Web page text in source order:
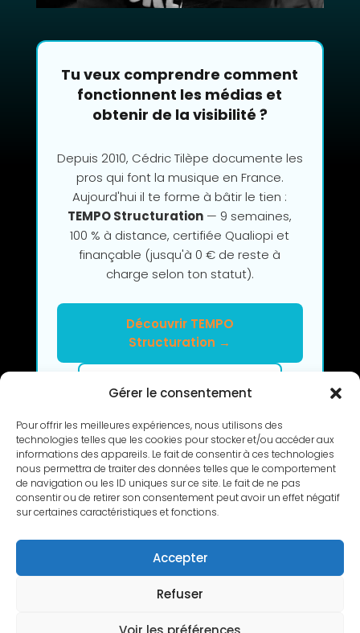
Gérer le consentement
Pour offrir les meilleures expériences, nous utilisons des
technologies telles que les cookies pour stocker et/ou accéder aux
informations des appareils. Le fait de consentir à ces technologies
nous permettra de traiter des données telles que le comportement
de navigation ou les ID uniques sur ce site. Le fait de ne pas
consentir ou de retirer son consentement peut avoir un effet négatif
sur certaines caractéristiques et fonctions.
Accepter
Refuser
Tu veux comprendre comment
fonctionnent les médias et
obtenir de la visibilité ?
Depuis 2010, Cédric Tilèpe documente les
pros qui font la musique en France.
Aujourd'hui il te forme à bâtir le tien :
TEMPO Structuration — 9 semaines,
100 % à distance, certifiée Qualiopi et
finançable (jusqu'à 0 € de reste à
charge selon ton statut).
Découvrir TEMPO
Structuration →
Clarifier mon projet en 2h
RETOUR